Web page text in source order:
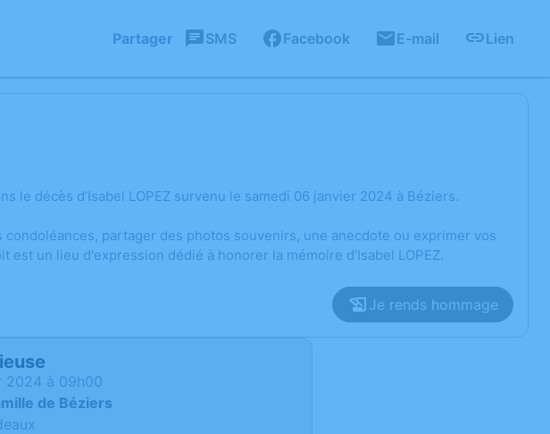
Partager SMS Facebook E-mail Lien
le décès d’Isabel LOPEZ survenu le samedi 06 janvier 2024 à Béziers.
partager des photos souvenirs, une anecdote ou exprimer vos
un lieu d'expression dédié à honorer la mémoire d’Isabel LOPEZ.
Je rends hommage
2024 à 09h00
de Béziers